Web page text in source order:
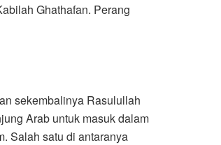
Ghathafan. Perang
sekembalinya Rasulullah
Arab untuk masuk dalam
Salah satu di antaranya